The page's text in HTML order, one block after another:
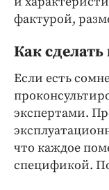
фактурой,
Как
Если есть
экспертами.
что каждое
спецификой.